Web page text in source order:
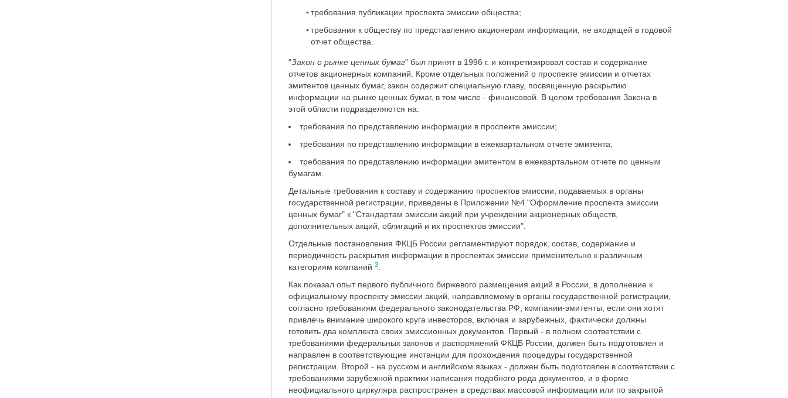
требования публикации проспекта эмиссии общества;
требования к обществу по представлению акционерам информации, не входящей в годовой
отчет общества.
"Закон о рынке ценных бумаг" был принят в 1996 г. и конкретизировал состав и содержание
отчетов акционерных компаний. Кроме отдельных положений о проспекте эмиссии и отчетах
эмитентов ценных бумаг, закон содержит специальную главу, посвященную раскрытию
информации на рынке ценных бумаг, в том числе - финансовой. В целом требования Закона в
этой области подразделяются на:
требования по представлению информации в проспекте эмиссии;
требования по представлению информации в ежеквартальном отчете эмитента;
требования по представлению информации эмитентом в ежеквартальном отчете по ценным
бумагам.
Детальные требования к составу и содержанию проспектов эмиссии, подаваемых в органы
государственной регистрации, приведены в Приложении №4 "Оформление проспекта эмиссии
ценных бумаг" к "Стандартам эмиссии акций при учреждении акционерных обществ,
дополнительных акций, облигаций и их проспектов эмиссии".
Отдельные постановления ФКЦБ России регламентируют порядок, состав, содержание и
периодичность раскрытия информации в проспектах эмиссии применительно к различным
категориям компаний 3
Как показал опыт первого публичного биржевого размещения акций в России, в дополнение к
официальному проспекту эмиссии акций, направляемому в органы государственной регистрации,
согласно требованиям федерального законодательства РФ, компании-эмитенты, если они хотят
привлечь внимание широкого круга инвесторов, включая и зарубежных, фактически должны
готовить два комплекта своих эмиссионных документов. Первый - в полном соответствии с
требованиями федеральных законов и распоряжений ФКЦБ России, должен быть подготовлен и
направлен в соответствующие инстанции для прохождения процедуры государственной
регистрации. Второй - на русском и английском языках - должен быть подготовлен в соответствии с
требованиями зарубежной практики написания подобного рода документов, и в форме
неофициального циркуляра распространен в средствах массовой информации или по закрытой